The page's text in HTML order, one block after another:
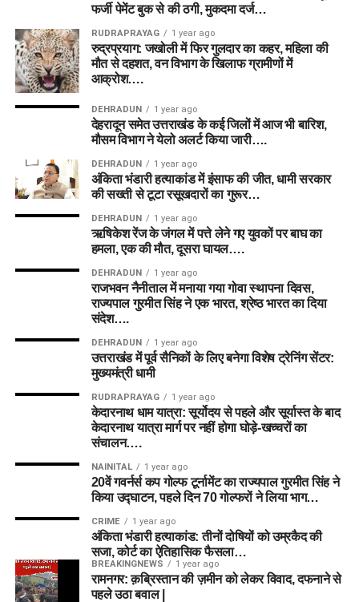
फर्जी पेमेंट बुक से की ठगी, मुकदमा दर्ज…
RUDRAPRAYAG 1 year ago
रुद्रप्रयाग: जखोली में फिर गुलदार का कहर, महिला की
मौत से दहशत, वन विभाग के खिलाफ ग्रामीणों में
आक्रोश….
DEHRADUN 1 year ago
देहरादून समेत उत्तराखंड के कई जिलों में आज भी बारिश,
मौसम विभाग ने येलो अलर्ट किया जारी….
DEHRADUN 1 year ago
अंकिता भंडारी हत्याकांड में इंसाफ की जीत, धामी सरकार
की सख्ती से टूटा रसूखदारों का गुरूर…
DEHRADUN 1 year ago
ऋषिकेश रेंज के जंगल में पत्ते लेने गए युवकों पर बाघ का
हमला, एक की मौत, दूसरा घायल….
DEHRADUN 1 year ago
राजभवन नैनीताल में मनाया गया गोवा स्थापना दिवस,
राज्यपाल गुरमीत सिंह ने एक भारत, श्रेष्ठ भारत का दिया
संदेश….
DEHRADUN 1 year ago
उत्तराखंड में पूर्व सैनिकों के लिए बनेगा विशेष ट्रेनिंग सेंटर:
मुख्यमंत्री धामी
RUDRAPRAYAG 1 year ago
केदारनाथ धाम यात्रा: सूर्योदय से पहले और सूर्यास्त के बाद
केदारनाथ यात्रा मार्ग पर नहीं होगा घोड़े-खच्चरों का
संचालन….
NAINITAL 1 year ago
20वें गवर्नर्स कप गोल्फ टूर्नामेंट का राज्यपाल गुरमीत सिंह ने
किया उद्घाटन, पहले दिन 70 गोल्फरों ने लिया भाग…
CRIME 1 year ago
अंकिता भंडारी हत्याकांड: तीनों दोषियों को उम्रकैद की
सजा, कोर्ट का ऐतिहासिक फैसला…
BREAKINGNEWS 1 year ago
रामनगर: क़ब्रिस्तान की ज़मीन को लेकर विवाद, दफनाने से
पहले उठा बवाल |